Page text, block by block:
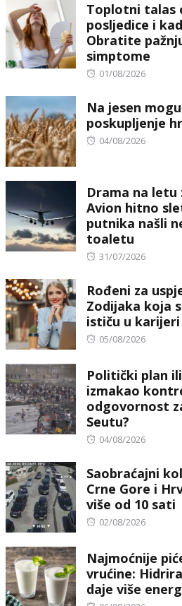
Toplotni talas
posljedice i
Obratite
simptome
Posted
01/08/2026
Na jesen
poskupljenje
Posted
04/08/2026
Drama na letu
Avion hitno
putnika našli
toaletu
Posted
31/07/2026
Rođeni za
Zodijaka koja
ističu u karijeri
Posted
05/08/2026
Politički plan
izmakao
odgovornost
Seutu?
Posted
04/08/2026
Saobraćajni
Crne Gore i
više od 10 sati
Posted
02/08/2026
Najmoćnije
vrućine:
daje više